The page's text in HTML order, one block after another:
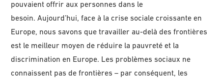
pouvaient offrir aux personnes dans le
besoin. Aujourd’hui, face à la crise sociale croissante en
Europe, nous savons que travailler au-delà des frontières
est le meilleur moyen de réduire la pauvreté et la
discrimination en Europe. Les problèmes sociaux ne
connaissent pas de frontières – par conséquent, les